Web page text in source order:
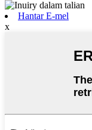
Hantar E-mel
x